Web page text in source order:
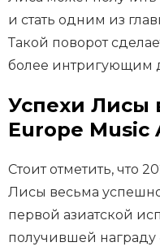
и стать одним из
Такой поворот
более интригующим
Успехи Лисы
Europe Music
Стоит отметить, что
Лисы весьма
первой азиатской
получившей награду